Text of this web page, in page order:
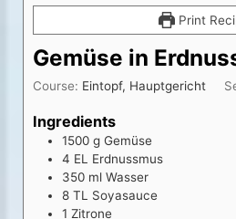
Print
Gemüse in
Course: Eintopf, Hauptgericht
Ingredients
1500 g Gemüse
4 EL
Erdnussmus
350 ml Wasser
8 TL
Soyasauce
1 Zitrone